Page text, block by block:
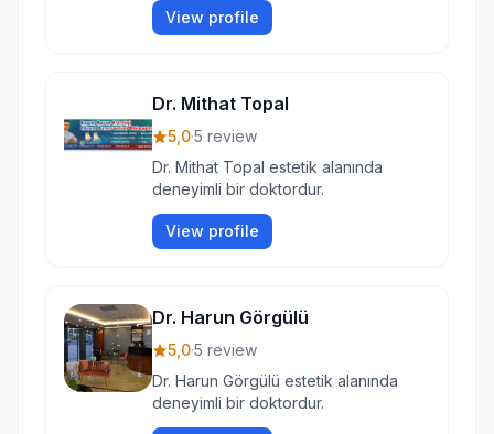
View profile
Dr. Mithat Topal
5,0·5 review
Dr. Mithat Topal estetik alanında
deneyimli bir doktordur.
View profile
Dr. Harun Görgülü
5,0·5 review
Dr. Harun Görgülü estetik alanında
deneyimli bir doktordur.